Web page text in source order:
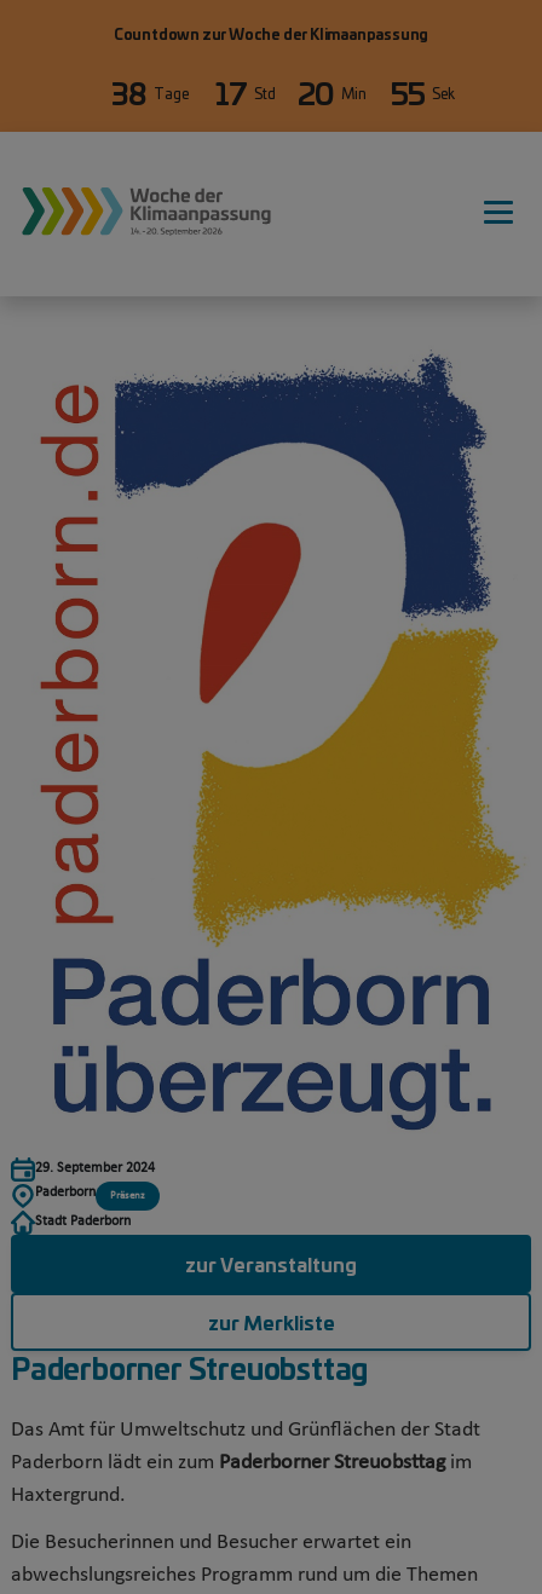
Countdown zur Woche der Klimaanpassung
38 Tage 17 Std 20 Min 55 Sek
Paderborner Streuobsttag
Das Amt für Umweltschutz und Grünflächen der Stadt
Paderborn lädt ein zum Paderborner Streuobsttagim
Haxtergrund.
Die Besucherinnen und Besucher erwartet ein
abwechslungsreiches Programm rund um die Themen
29. September 2024
Paderborn
Präsenz
Stadt Paderborn
zur Veranstaltung
zur Merkliste